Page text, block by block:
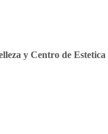
y Centro de Estetica